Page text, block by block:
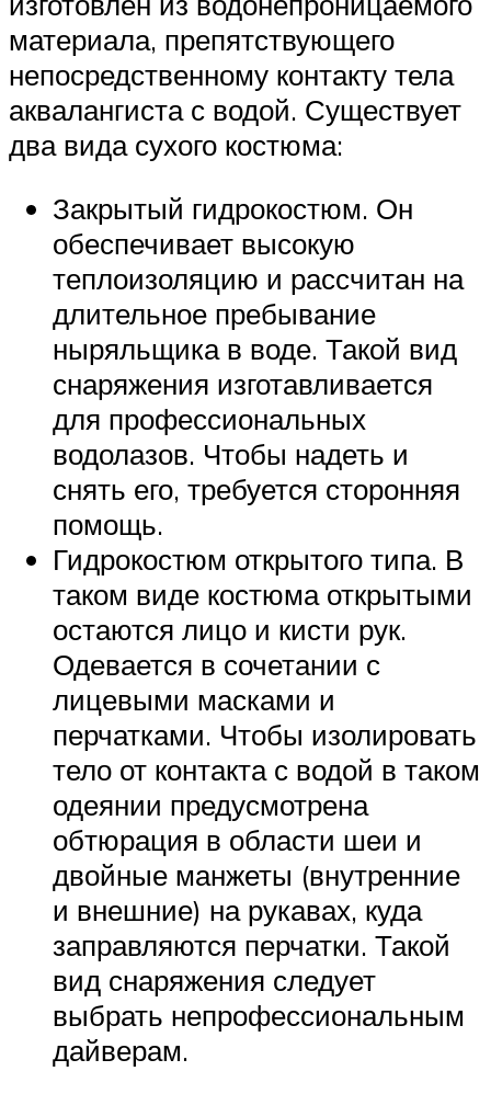
материала, препятствующего
непосредственному контакту тела
аквалангиста с водой. Существует
два вида сухого костюма:
Закрытый гидрокостюм. Он
обеспечивает высокую
теплоизоляцию и рассчитан на
длительное пребывание
ныряльщика в воде. Такой вид
снаряжения изготавливается
для профессиональных
водолазов. Чтобы надеть и
снять его, требуется сторонняя
помощь.
Гидрокостюм открытого типа. В
таком виде костюма открытыми
остаются лицо и кисти рук.
Одевается в сочетании с
лицевыми масками и
перчатками. Чтобы изолировать
тело от контакта с водой в таком
одеянии предусмотрена
обтюрация в области шеи и
двойные манжеты (внутренние
и внешние) на рукавах, куда
заправляются перчатки. Такой
вид снаряжения следует
выбрать непрофессиональным
дайверам.